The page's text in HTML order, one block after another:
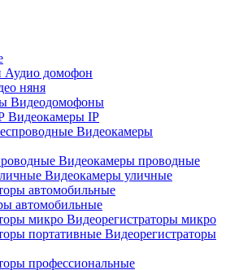
Аудио домофон
няня
Видеодомофоны
Видеокамеры IP
Видеокамеры
Видеокамеры проводные
Видеокамеры уличные
автомобильные
Видеорегистраторы микро
Видеорегистраторы